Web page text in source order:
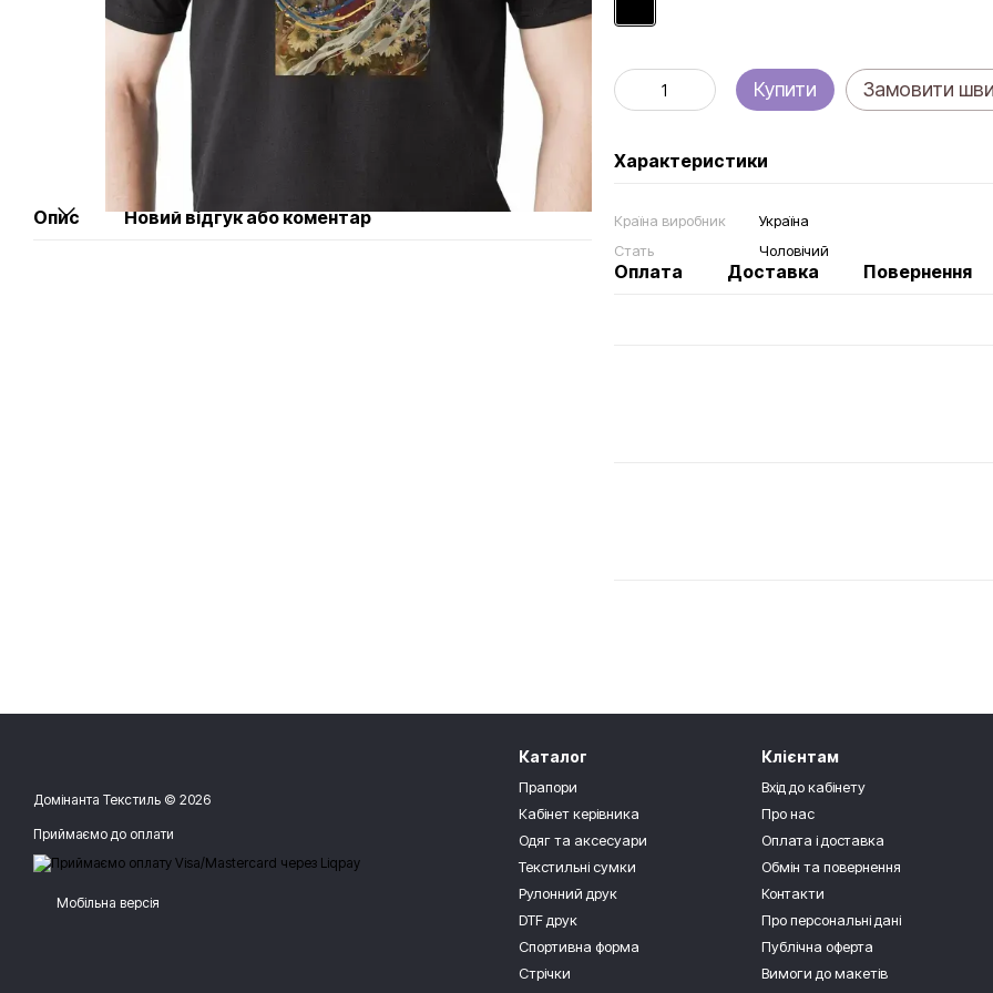
Опис Новий відгук або коментар
Купити Замовити
Характеристики
Країна виробник
Україна
Стать
Чоловічий
Оплата Доставка Повернення
Домінанта Текстиль © 2026
Приймаємо до оплати
Мобільна версія
Каталог
Прапори
Кабінет керівника
Одяг та аксесуари
Текстильні сумки
Рулонний друк
DTF друк
Спортивна форма
Стрічки
Клієнтам
Вхід до кабінету
Про нас
Оплата і доставка
Обмін та повернення
Контакти
Про персональні дані
Публічна оферта
Вимоги до макетів